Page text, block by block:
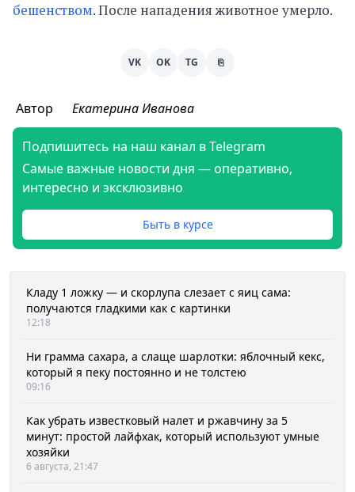
бешенством. После нападения животное умерло.
VK OK TG ⎘
Автор Екатерина Иванова
Подпишитесь на наш канал в Telegram
Самые важные новости дня — оперативно,
интересно и эксклюзивно
Быть в курсе
Кладу 1 ложку — и скорлупа слезает с яиц сама:
получаются гладкими как с картинки
12:18
Ни грамма сахара, а слаще шарлотки: яблочный кекс,
который я пеку постоянно и не толстею
09:16
Как убрать известковый налет и ржавчину за 5
минут: простой лайфхак, который используют умные
хозяйки
6 августа, 21:47